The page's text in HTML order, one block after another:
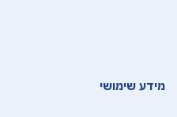
מידע שימושי